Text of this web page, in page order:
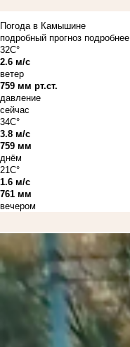
Погода в Камышине
подробный прогноз подробнее
32C°
2.6 м/с
ветер
759 мм рт.ст.
давление
сейчас
34C°
3.8 м/с
759 мм
днём
21C°
1.6 м/с
761 мм
вечером